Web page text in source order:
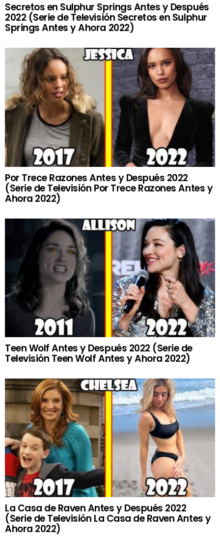
Secretos en Sulphur Springs Antes y Después
2022 (Serie de Televisión Secretos en Sulphur
Springs Antes y Ahora 2022)
Por Trece Razones Antes y Después 2022
(Serie de Televisión Por Trece Razones Antes y
Ahora 2022)
Teen Wolf Antes y Después 2022 (Serie de
Televisión Teen Wolf Antes y Ahora 2022)
La Casa de Raven Antes y Después 2022
(Serie de Televisión La Casa de Raven Antes y
Ahora 2022)